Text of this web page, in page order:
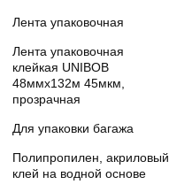
Лента упаковочная
Лента упаковочная
клейкая UNIBOB
48ммх132м 45мкм,
прозрачная
Для упаковки багажа
Полипропилен, акриловый
клей на водной основе